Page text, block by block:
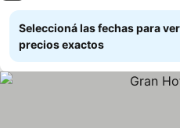
Seleccioná las fechas para
precios exactos